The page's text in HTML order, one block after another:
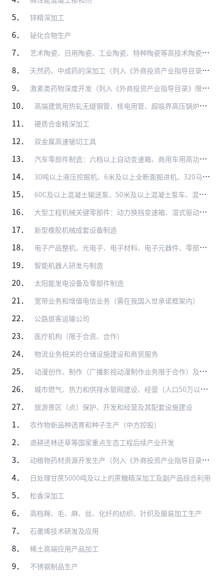
5． 锌精深加工
6． 铋化合物生产
7． 艺术陶瓷、日用陶瓷、工业陶瓷、特种陶瓷等高技术陶瓷的研发与生产
8． 天然药、中成药的深加工（列入《外商投资产业指导目录》限制类、禁止类的除外）
9． 激素类药物深度开发（列入《外商投资产业指导目录》限制类、禁止类的除外）
10． 高端建筑用热轧无缝钢管、核电用管、超临界高压锅炉用无缝钢管及成品油套管等大口径钢管材加工
11． 硬质合金精深加工
12． 双金属高速锯切工具
13． 汽车零部件制造：六档以上自动变速箱、商用车用高功率密度驱动桥、随动前照灯系统、LED前照灯、轻量化材料应用（高强钢、铝镁合金、复合塑料、粉末冶金、高强度复合纤维…
14． 30吨以上液压挖掘机、6米及以上全断面掘进机、320马力及以上履带推土机、6吨及以上装载机、600吨及以上架桥设备（含架桥机、运梁车、提梁机）、400吨及以上履…
15． 60C及以上混凝土输送泵、50米及以上混凝土泵车、混凝土布料机、混凝土搅拌运输车、混凝土喷射机械手；起升机械：塔式起重机、50米及以上高空作业车、50吨级以上轮…
16． 大型工程机械关键零部件：动力换挡变速箱、湿式驱动桥、回转支承、液力变矩器、为电动叉车配套的电机、电控、压力25兆帕以上液压马达、泵、控制阀
17． 新型橡胶机械成套设备制造
18． 电子产品整机、光电子、电子材料、电子元器件、零部件的开发和制造
19． 智能机器人研发与制造
20． 太阳能发电设备及零部件制造
21． 宽带业务和增值电信业务（需在我国入世承诺框架内）
22． 公路旅客运输公司
23． 医疗机构（限于合资、合作）
24． 物流业务相关的仓储设施建设和商贸服务
25． 动漫创作、制作（广播影视动漫制作业务限于合作）及衍生品开发（音像制品和电子出版物的出版、制作业务除外）
26． 城市燃气、热力和供排水管网建设、经营（人口50万以上城市中方控股）
27． 旅游景区（点）保护、开发和经营及其配套设施建设
1． 农作物新品种选育和种子生产（中方控股）
2． 退耕还林还草等国家重点生态工程后续产业开发
3． 动植物药材资源开发生产（列入《外商投资产业指导目录》限制类、禁止类的除外）
4． 日处理甘蔗5000吨及以上的蔗糖精深加工及副产品综合利用
5． 松香深加工
6． 高档棉、毛、麻、丝、化纤的纺织、针织及服装加工生产
7． 石墨烯技术研发及应用
8． 稀土高端应用产品加工
9． 不锈钢制品生产